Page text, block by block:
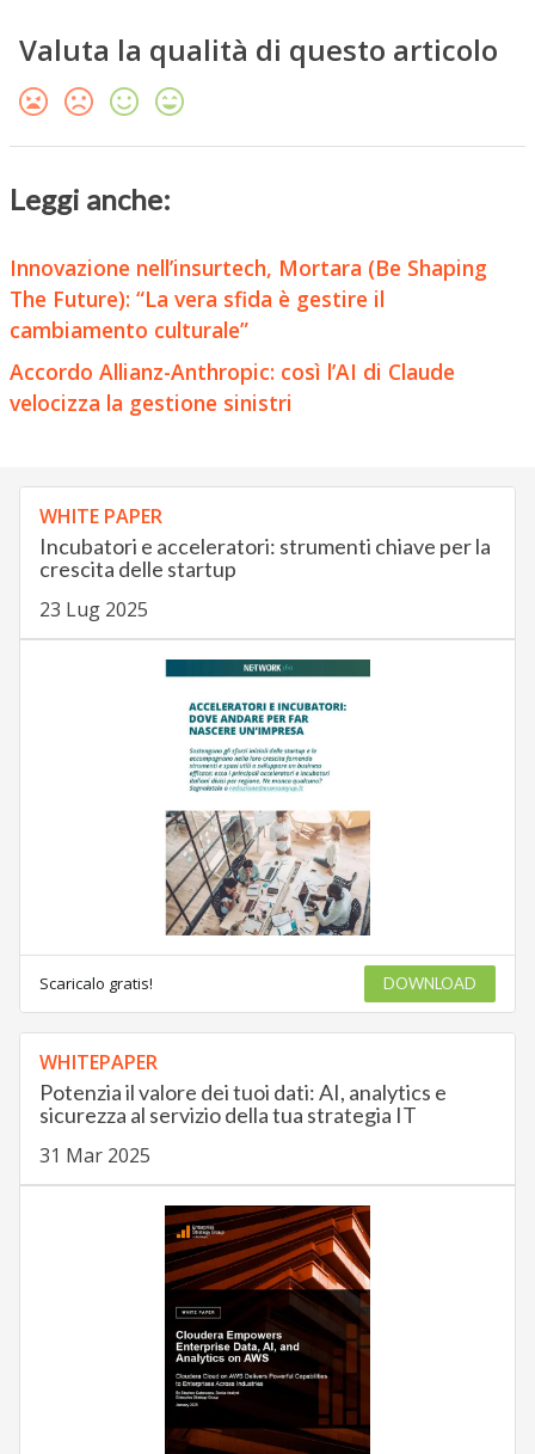
Valuta la qualità di questo articolo
Leggi anche:
Innovazione nell’insurtech, Mortara (Be Shaping
The Future): “La vera sfida è gestire il
cambiamento culturale”
Accordo Allianz-Anthropic: così l’AI di Claude
velocizza la gestione sinistri
WHITE PAPER
Incubatori e acceleratori: strumenti chiave per la
crescita delle startup
23 Lug 2025
Scaricalo gratis! DOWNLOAD
WHITEPAPER
Potenzia il valore dei tuoi dati: AI, analytics e
sicurezza al servizio della tua strategia IT
31 Mar 2025